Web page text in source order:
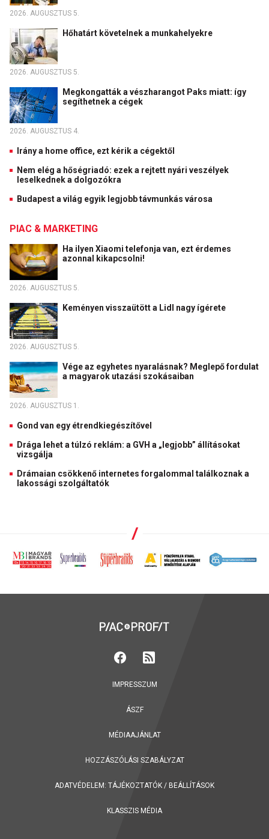
2026. AUGUSZTUS 5.
Hőhatárt követelnek a munkahelyekre
2026. AUGUSZTUS 5.
Megkongatták a vészharangot Paks miatt: így
segíthetnek a cégek
2026. AUGUSZTUS 4.
Irány a home office, ezt kérik a cégektől
Nem elég a hőségriadó: ezek a rejtett nyári veszélyek
leselkednek a dolgozókra
Budapest a világ egyik legjobb távmunkás városa
PIAC & MARKETING
Ha ilyen Xiaomi telefonja van, ezt érdemes
azonnal kikapcsolni!
2026. AUGUSZTUS 5.
Keményen visszaütött a Lidl nagy ígérete
2026. AUGUSZTUS 5.
Vége az egyhetes nyaralásnak? Meglepő fordulat
a magyarok utazási szokásaiban
2026. AUGUSZTUS 1.
Gond van egy étrendkiegészítővel
Drága lehet a túlzó reklám: a GVH a „legjobb” állításokat
vizsgálja
Drámaian csökkenő internetes forgalommal találkoznak a
lakossági szolgáltatók
IMPRESSZUM
ÁSZF
MÉDIAAJÁNLAT
HOZZÁSZÓLÁSI SZABÁLYZAT
ADATVÉDELEM: TÁJÉKOZTATÓK / BEÁLLÍTÁSOK
KLASSZIS MÉDIA